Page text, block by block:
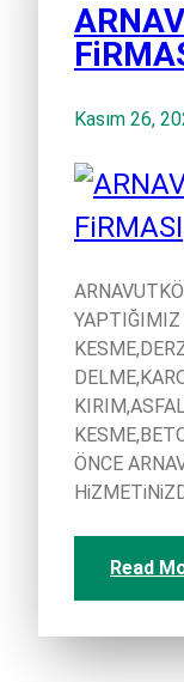
Kasım 26,
YAPTIĞIMIZ
ÖNCE
Read